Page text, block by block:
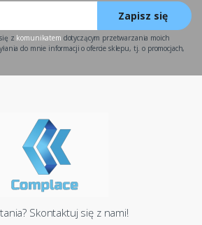
Zapisz się
z komunikatem dotyczącym przetwarzania moich
do mnie informacji o ofercie sklepu, tj. o promocjach,
Skontaktuj się z nami!